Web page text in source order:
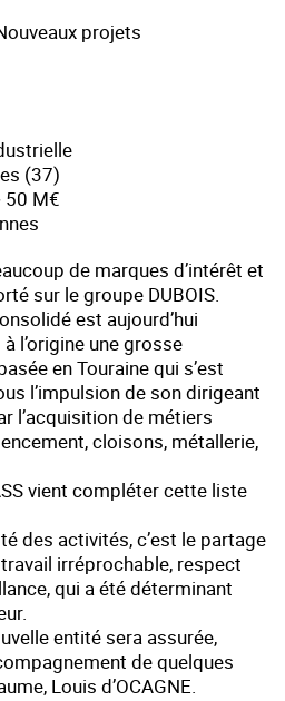
projets
(37)
50 M€
de marques d’intérêt et
sur le groupe DUBOIS.
est aujourd’hui
l’origine une grosse
en Touraine qui s’est
l’impulsion de son dirigeant
l’acquisition de métiers
cloisons, métallerie,
vient compléter cette liste
des activités, c’est le partage
irréprochable, respect
qui a été déterminant
entité sera assurée,
de quelques
Louis d’OCAGNE.